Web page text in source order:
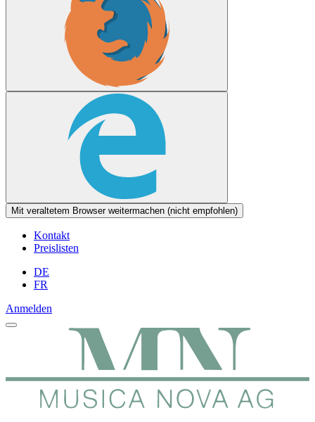
Mit veraltetem Browser weitermachen (nicht empfohlen)
Kontakt
Preislisten
DE
FR
Anmelden